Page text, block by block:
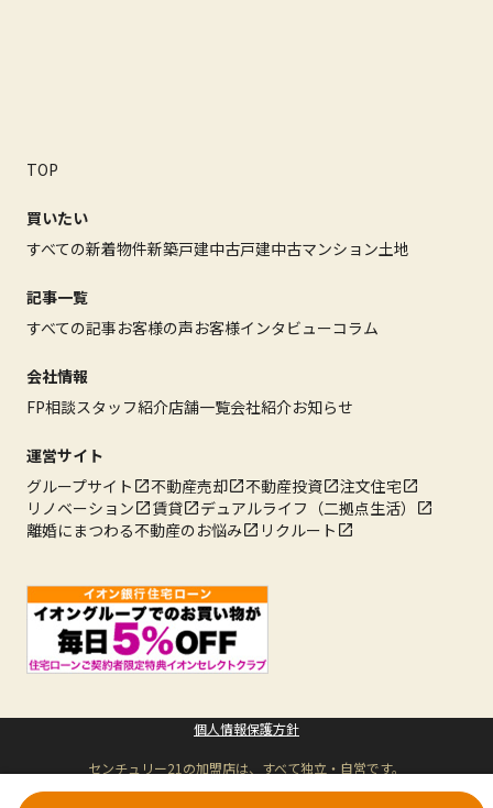
TOP
買いたい
すべての新着物件新築戸建中古戸建中古マンション土地
記事一覧
すべての記事お客様の声お客様インタビューコラム
会社情報
FP相談スタッフ紹介店舗一覧会社紹介お知らせ
運営サイト
グループサイト
不動産売却 不動産投資
注文住宅
リノベーション
賃貸
デュアルライフ（二拠点生活）
離婚にまつわる不動産のお悩み
リクルート
個人情報保護方針
センチュリー21の加盟店は、すべて独立・自営です。
Copyright © ハウスウェル 株式会社